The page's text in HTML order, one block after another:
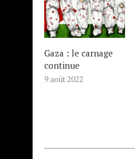
Gaza : le carnage
continue
9 août 2022